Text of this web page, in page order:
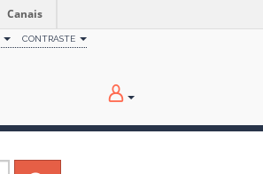
Canais
CONTRASTE